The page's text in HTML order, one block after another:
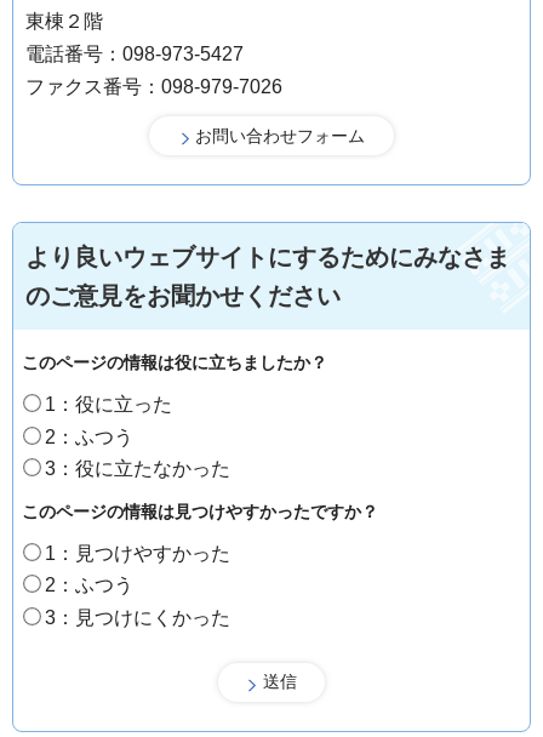
東棟２階
電話番号：098-973-5427
ファクス番号：098-979-7026
より良いウェブサイトにするためにみなさま
のご意見をお聞かせください
このページの情報は役に立ちましたか？
1：役に立った
2：ふつう
3：役に立たなかった
このページの情報は見つけやすかったですか？
1：見つけやすかった
2：ふつう
3：見つけにくかった